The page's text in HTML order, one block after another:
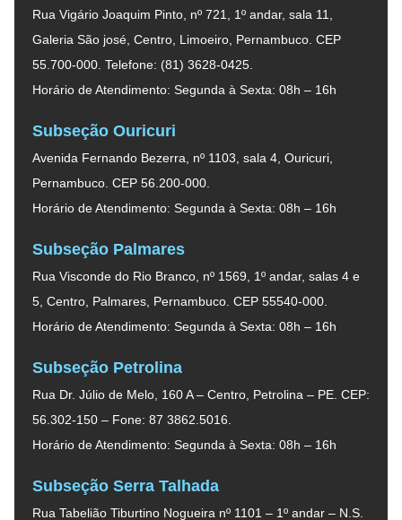
Rua Vigário Joaquim Pinto, nº 721, 1º andar, sala 11,
Galeria São josé, Centro, Limoeiro, Pernambuco. CEP
55.700-000. Telefone: (81) 3628-0425.
Horário de Atendimento: Segunda à Sexta: 08h – 16h
Subseção Ouricuri
Avenida Fernando Bezerra, nº 1103, sala 4, Ouricuri,
Pernambuco. CEP 56.200-000.
Horário de Atendimento: Segunda à Sexta: 08h – 16h
Subseção Palmares
Rua Visconde do Rio Branco, nº 1569, 1º andar, salas 4 e
5, Centro, Palmares, Pernambuco. CEP 55540-000.
Horário de Atendimento: Segunda à Sexta: 08h – 16h
Subseção Petrolina
Rua Dr. Júlio de Melo, 160 A – Centro, Petrolina – PE. CEP:
56.302-150 – Fone: 87 3862.5016.
Horário de Atendimento: Segunda à Sexta: 08h – 16h
Subseção Serra Talhada
Rua Tabelião Tiburtino Nogueira nº 1101 – 1º andar – N.S.